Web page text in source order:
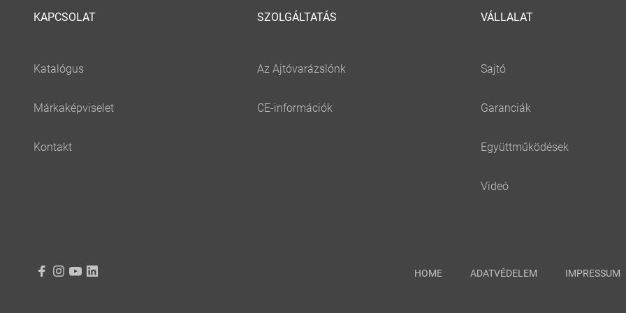
KAPCSOLAT SZOLGÁLTATÁS VÁLLALAT